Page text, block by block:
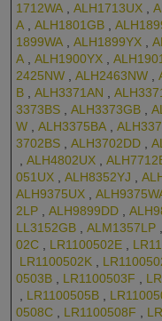
1712WA , ALH1713UX ,
A , ALH1801GB ,
1899WA , ALH1899YX ,
A , ALH1900YX ,
2425NW , ALH2463NW ,
B , ALH3371AN ,
3373BS , ALH3373GB ,
W , ALH3375BA ,
3702BS , ALH3702DD ,
, ALH4802UX ,
051UX , ALH8352YJ ,
ALH9375UX ,
2LP , ALH9899DD ,
LL3152GB , ALM1357LP ,
02C , LR1100502E ,
LR1100502K ,
0503B , LR1100503F ,
, LR1100505B ,
0508C , LR1100508F ,